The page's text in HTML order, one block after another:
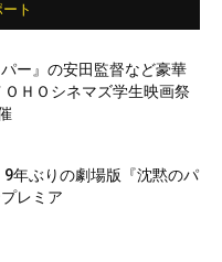
ト
パー』の安田監督など豪華
ＨＯシネマズ学生映画祭
9年ぶりの劇場版『沈黙のパ
レミア